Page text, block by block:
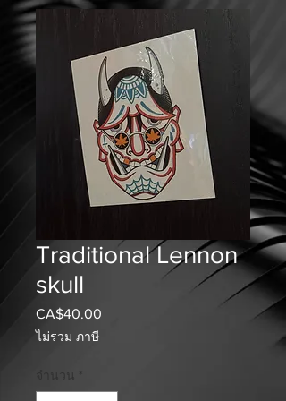
Traditional Lennon
skull
CA$40.00
ไม่รวม ภาษี
จำนวน *